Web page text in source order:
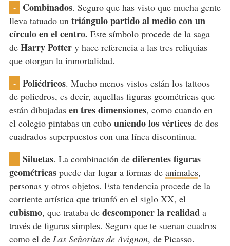
- Combinados. Seguro que has visto que mucha gente
lleva tatuado un triángulo partido al medio con un
círculo en el centro. Este símbolo procede de la saga
de Harry Pottery hace referencia a las tres reliquias
que otorgan la inmortalidad.
- Poliédricos. Mucho menos vistos están los tattoos
de poliedros, es decir, aquellas figuras geométricas que
están dibujadasen tres dimensiones, como cuando en
el colegio pintabas un cubo uniendo los vérticesde dos
cuadrados superpuestos con una línea discontinua.
- Siluetas. La combinación de diferentes figuras
geométricaspuede dar lugar a formas de animales,
personas y otros objetos. Esta tendencia procede de la
corriente artística que triunfó en el siglo XX, el
cubismo, que trataba de descomponer la realidada
través de figuras simples. Seguro que te suenan cuadros
como el deLas Señoritas de Avignon, de Picasso.